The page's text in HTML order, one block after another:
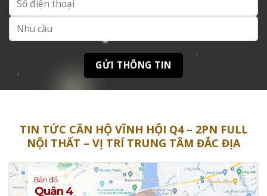
TIN TỨC CĂN HỘ VĨNH HỘI Q4 – 2PN FULL
NỘI THẤT – VỊ TRÍ TRUNG TÂM ĐẮC ĐỊA